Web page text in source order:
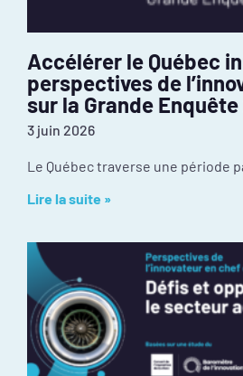
Accélérer le Québec
perspectives de
sur la Grande
3 juin 2026
Lire la suite »